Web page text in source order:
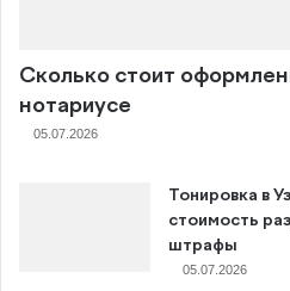
Сколько стоит
нотариусе
05.07.2026
Тонировка в
стоимость
штрафы
05.07.2026